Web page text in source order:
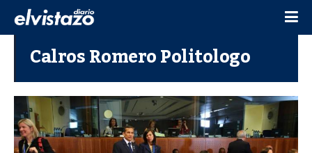
Calros Romero Politologo